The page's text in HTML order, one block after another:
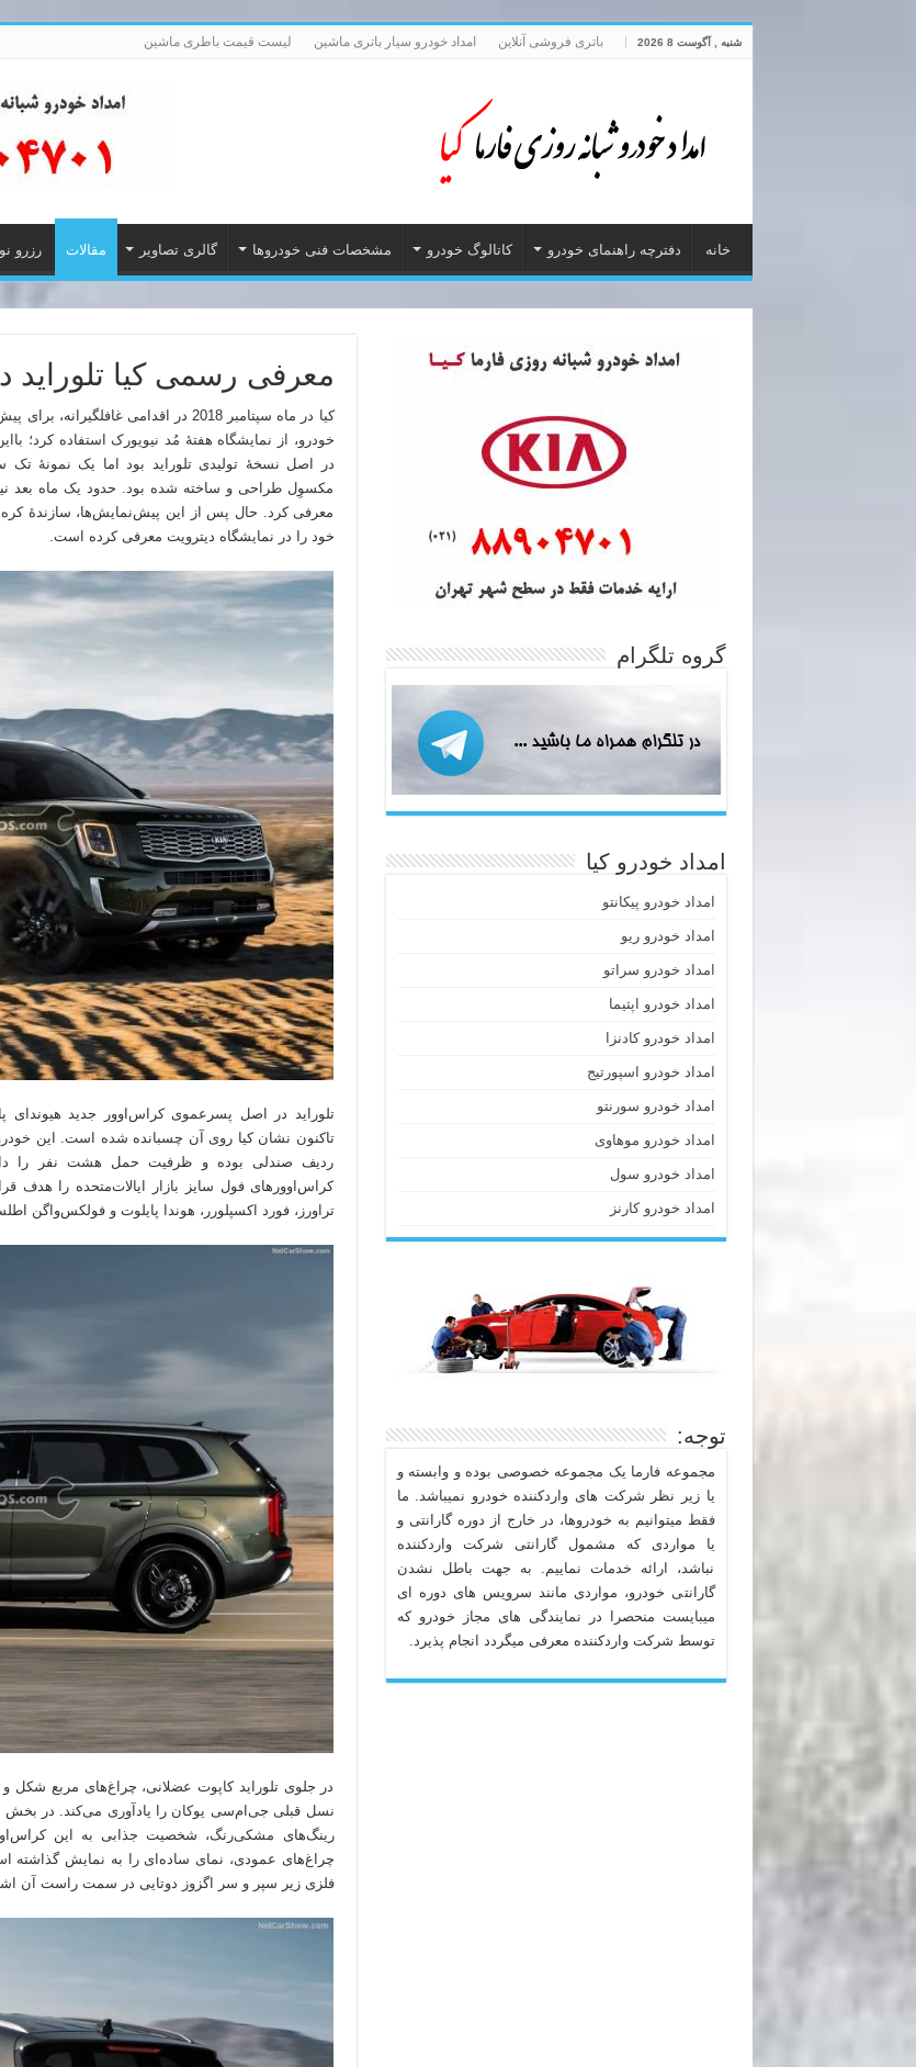
شنبه , آگوست 8 2026 باتری فروشی آنلاین امداد خودرو سیار باتری ماشین لیست قیمت باطری ماشین
خانه دفترچه راهنمای خودرو کاتالوگ خودرو مشخصات فنی خودروها گالری تصاویر مقالات رزرو
معرفی رسمی کیا تلوراید
کیا در ماه سپتامبر 2018 در اقدامی
خودرو، از نمایشگاه هفتهٔ مُد نیویورک استفاده کرد؛
در اصل نسخهٔ تولیدی تلوراید بود اما یک نمونهٔ
مکسوِل طراحی و ساخته شده بود. حدود یک ماه بعد نیز
معرفی کرد. حال پس از این پیش‌نمایش‌ها، سازندهٔ
خود را در نمایشگاه دیترویت معرفی کرده است.
تلوراید در اصل پسرعموی کراس‌اوور جدید
تاکنون نشان کیا روی آن چسبانده شده است. این
ردیف صندلی بوده و ظرفیت حمل هشت نفر را
کراس‌اوورهای فول سایز بازار ایالات‌متحده را
تراورز، فورد اکسپلورر، هوندا پایلوت و فولکس‌واگن
در جلوی تلوراید کاپوت عضلانی، چراغ‌های مربع شکل
نسل قبلی جی‌ام‌سی یوکان را یادآوری می‌کند. در بخش
رینگ‌های مشکی‌رنگ، شخصیت جذابی به این
چراغ‌های عمودی، نمای ساده‌ای را به نمایش گذاشته
فلزی زیر سپر و سر اگزوز دوتایی در سمت راست آن
گروه تلگرام
امداد خودرو کیا
امداد خودرو پیکانتو
امداد خودرو ریو
امداد خودرو سراتو
امداد خودرو اپتیما
امداد خودرو کادنزا
امداد خودرو اسپورتیج
امداد خودرو سورنتو
امداد خودرو موهاوی
امداد خودرو سول
امداد خودرو کارنز
توجه:
مجموعه فارما یک مجموعه خصوصی بوده و وابسته و
یا زیر نظر شرکت های واردکننده خودرو نمیباشد. ما
فقط میتوانیم به خودروها، در خارج از دوره گارانتی و
یا مواردی که مشمول گارانتی شرکت واردکننده
نباشد، ارائه خدمات نماییم. به جهت باطل نشدن
گارانتی خودرو، مواردی مانند سرویس های دوره ای
میبایست منحصرا در نمایندگی های مجاز خودرو که
توسط شرکت واردکننده معرفی میگردد انجام پذیرد.